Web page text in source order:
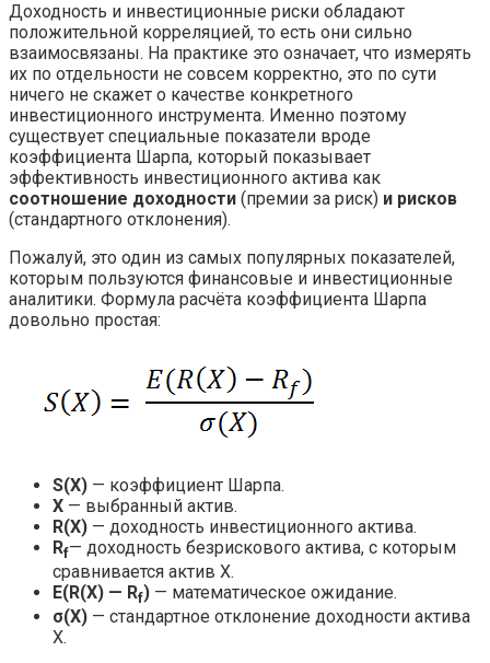
Доходность и инвестиционные риски обладают
положительной корреляцией, то есть они сильно
взаимосвязаны. На практике это означает, что измерять
их по отдельности не совсем корректно, это по сути
ничего не скажет о качестве конкретного
инвестиционного инструмента. Именно поэтому
существует специальные показатели вроде
коэффициента Шарпа, который показывает
эффективность инвестиционного актива как
соотношение доходности (премии за риск) и рисков
(стандартного отклонения).
Пожалуй, это один из самых популярных показателей,
которым пользуются финансовые и инвестиционные
аналитики. Формула расчёта коэффициента Шарпа
довольно простая:
S(X) — коэффициент Шарпа.
X — выбранный актив.
R(X) — доходность инвестиционного актива.
Rf— доходность безрискового актива, с которым
сравнивается актив X.
E(R(X) — Rf) — математическое ожидание.
σ(X) — стандартное отклонение доходности актива
X.